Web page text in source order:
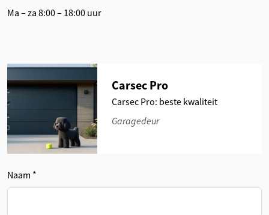
Ma – za 8:00 – 18:00 uur
Carsec Pro
Carsec Pro: beste kwaliteit
Garagedeur
Naam *